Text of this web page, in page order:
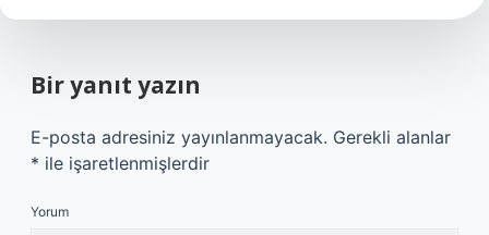
Bir yanıt yazın
E-posta adresiniz yayınlanmayacak. Gerekli alanlar
* ile işaretlenmişlerdir
Yorum